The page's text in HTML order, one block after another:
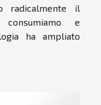
radicalmente il
e
ha ampliato